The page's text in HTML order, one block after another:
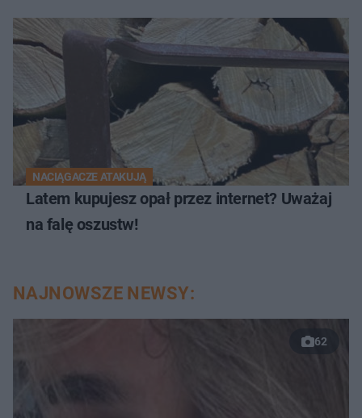
NACIĄGACZE ATAKUJĄ
Latem kupujesz opał przez internet? Uważaj
na falę oszustw!
NAJNOWSZE NEWSY:
62